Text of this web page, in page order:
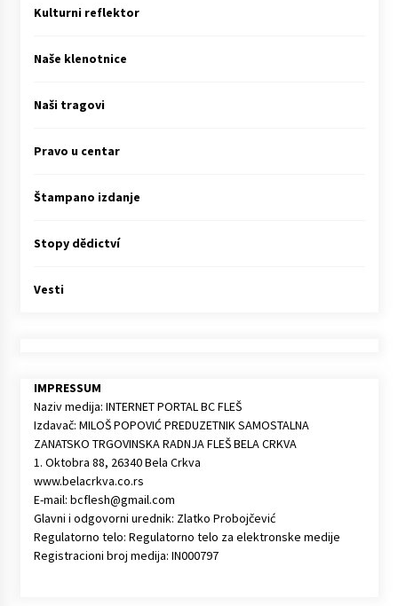
Kulturni reflektor
Naše klenotnice
Naši tragovi
Pravo u centar
Štampano izdanje
Stopy dědictví
Vesti
IMPRESSUM
Naziv medija: INTERNET PORTAL BC FLEŠ
Izdavač: MILOŠ POPOVIĆ PREDUZETNIK SAMOSTALNA
ZANATSKO TRGOVINSKA RADNJA FLEŠ BELA CRKVA
1. Oktobra 88, 26340 Bela Crkva
www.belacrkva.co.rs
E-mail: bcflesh@gmail.com
Glavni i odgovorni urednik: Zlatko Probojčević
Regulatorno telo: Regulatorno telo za elektronske medije
Registracioni broj medija: IN000797